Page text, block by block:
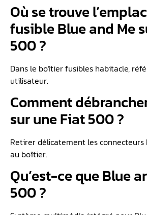
Où se trouve
fusible Blue and Me
500 ?
Dans le boîtier fusibles habitacle,
utilisateur.
Comment
sur une Fiat 500 ?
Retirer délicatement les connecteurs
au boîtier.
Qu’est-ce que Blue
500 ?